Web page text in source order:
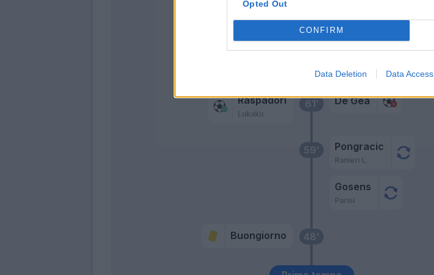
Opted Out
CONFIRM
Data Deletion Data Access
48’
Buongiorno
59’ Pongracic
Ranieri L.
Gosens
Parisi
61’
Raspadori
Lukaku
De Gea
67’
Meret Gudmundsson A.
Kean